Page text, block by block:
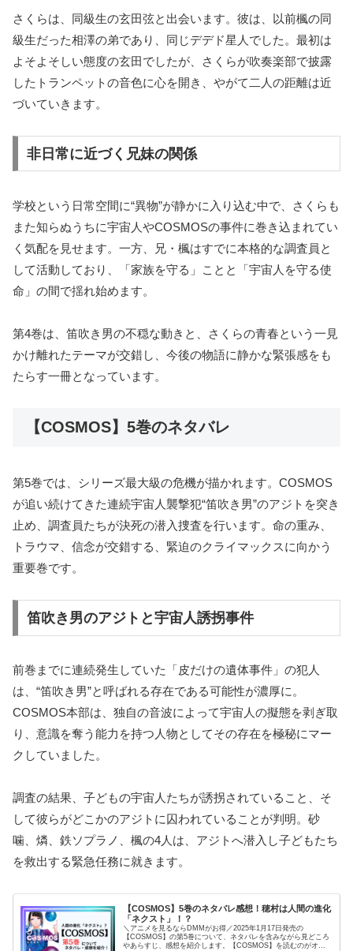
さくらは、同級生の玄田弦と出会います。彼は、以前楓の同
級生だった相澤の弟であり、同じデデド星人でした。最初は
よそよそしい態度の玄田でしたが、さくらが吹奏楽部で披露
したトランペットの音色に心を開き、やがて二人の距離は近
づいていきます。
非日常に近づく兄妹の関係
学校という日常空間に“異物”が静かに入り込む中で、さくらも
また知らぬうちに宇宙人やCOSMOSの事件に巻き込まれてい
く気配を見せます。一方、兄・楓はすでに本格的な調査員と
して活動しており、「家族を守る」ことと「宇宙人を守る使
命」の間で揺れ始めます。
第4巻は、笛吹き男の不穏な動きと、さくらの青春という一見
かけ離れたテーマが交錯し、今後の物語に静かな緊張感をも
たらす一冊となっています。
【COSMOS】5巻のネタバレ
第5巻では、シリーズ最大級の危機が描かれます。COSMOS
が追い続けてきた連続宇宙人襲撃犯“笛吹き男”のアジトを突き
止め、調査員たちが決死の潜入捜査を行います。命の重み、
トラウマ、信念が交錯する、緊迫のクライマックスに向かう
重要巻です。
笛吹き男のアジトと宇宙人誘拐事件
前巻までに連続発生していた「皮だけの遺体事件」の犯人
は、“笛吹き男”と呼ばれる存在である可能性が濃厚に。
COSMOS本部は、独自の音波によって宇宙人の擬態を剥ぎ取
り、意識を奪う能力を持つ人物としてその存在を極秘にマー
クしていました。
調査の結果、子どもの宇宙人たちが誘拐されていること、そ
して彼らがどこかのアジトに囚われていることが判明。砂
噛、燐、鉄ソプラノ、楓の4人は、アジトへ潜入し子どもたち
を救出する緊急任務に就きます。
【COSMOS】5巻のネタバレ感想！穂村は人間の進化
「ネクスト」！？
＼アニメを見るならDMMがお得／2025年1月17日発売の
【COSMOS】の第5巻について、ネタバレを含みながら見どころ
やあらすじ、感想を紹介します。【COSMOS】を読むのがオス